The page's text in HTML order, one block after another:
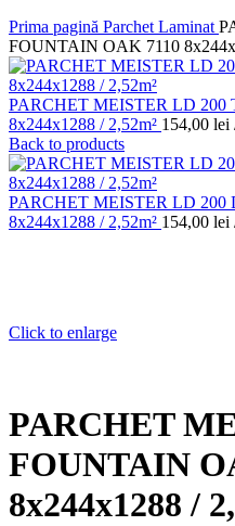
Prima pagină Parchet Laminat
FOUNTAIN OAK 7110
PARCHET MEISTER LD 200
8x244x1288 / 2,52m² 154,00 lei
Back to products
PARCHET MEISTER LD
8x244x1288 / 2,52m² 154,00 lei
Click to enlarge
PARCHET
FOUNTAIN
8x244x1288 /